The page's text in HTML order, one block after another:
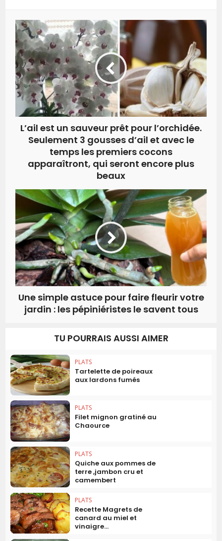
L’ail est un sauveur prêt pour l’orchidée.
Seulement 3 gousses d’ail et avec le
temps les premiers cocons
apparaîtront, qui seront encore plus
beaux
Une simple astuce pour faire fleurir votre
jardin : les pépiniéristes le savent tous
TU POURRAIS AUSSI AIMER
PLATS
Tartelette de poireaux
aux lardons fumés
PLATS
Filet mignon gratiné au
Chaource
PLATS
Quiche aux pommes de
terre ,jambon cru et
camembert
PLATS
Recette Magrets de
canard au miel et
vinaigre...